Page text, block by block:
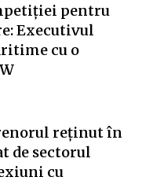
pentru
Executivul
cu o
reținut în
de sectorul
cu